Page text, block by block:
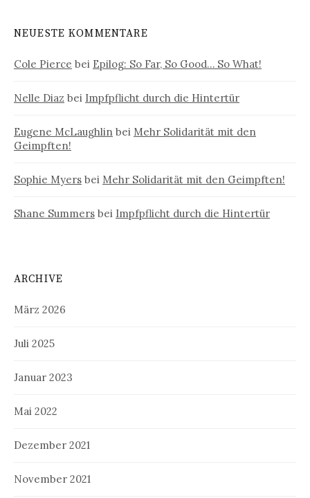
NEUESTE KOMMENTARE
Cole Pierce bei Epilog: So Far, So Good… So What!
Nelle Diaz bei Impfpflicht durch die Hintertür
Eugene McLaughlin bei Mehr Solidarität mit den
Geimpften!
Sophie Myers bei Mehr Solidarität mit den Geimpften!
Shane Summers bei Impfpflicht durch die Hintertür
ARCHIVE
März 2026
Juli 2025
Januar 2023
Mai 2022
Dezember 2021
November 2021